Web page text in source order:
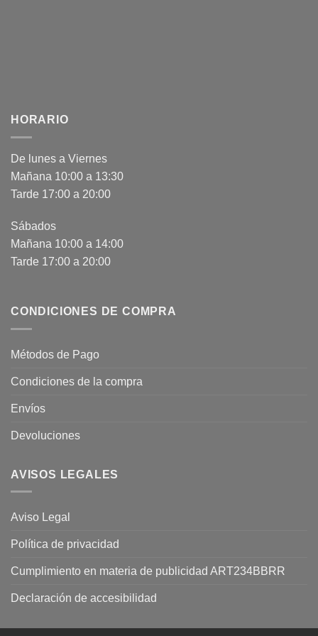
HORARIO
De lunes a Viernes
Mañana 10:00 a 13:30
Tarde 17:00 a 20:00
Sábados
Mañana 10:00 a 14:00
Tarde 17:00 a 20:00
CONDICIONES DE COMPRA
Métodos de Pago
Condiciones de la compra
Envíos
Devoluciones
AVISOS LEGALES
Aviso Legal
Política de privacidad
Cumplimiento en materia de publicidad ART234BBRR
Declaración de accesibilidad